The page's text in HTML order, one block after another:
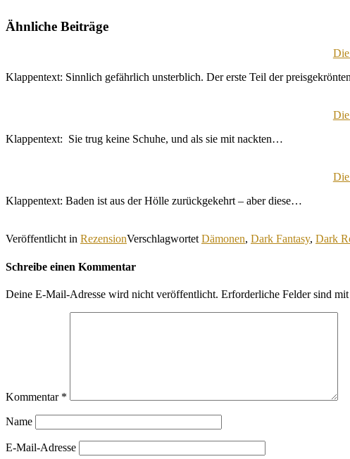
Ähnliche Beiträge
Klappentext: Sinnlich gefährlich unsterblich. Der erste Teil der
Klappentext: Sie trug keine Schuhe, und als sie mit nackten…
Klappentext: Baden ist aus der Hölle zurückgekehrt – aber diese…
Veröffentlicht in RezensionVerschlagwortet Dämonen, Dark Fantasy, Dark
Schreibe einen Kommentar
Deine E-Mail-Adresse wird nicht veröffentlicht. Erforderliche Felder sind mit
Kommentar *
Name
E-Mail-Adresse